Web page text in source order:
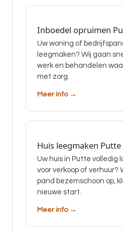
Inboedel opruimen
Uw woning of
leegmaken? Wij gaan
werk en behandelen
met zorg.
Meer info →
Huis leegmaken Putte
Uw huis in Putte volledig
voor verkoop of verhuur?
pand bezemschoon op,
nieuwe start.
Meer info →